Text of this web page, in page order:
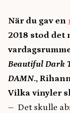
När du gav en
2018 stod det
Beautiful Dark
DAMN.,
Vilka vinyler
– Det skulle